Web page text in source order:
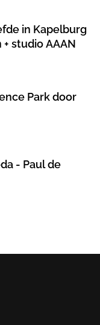
in Kapelburg
studio AAAN
Park door
- Paul de